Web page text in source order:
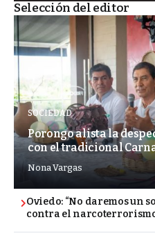
Selección del editor
SOCIEDAD
Porongo alista la
con el tradicional
Nona Vargas
Oviedo: “No daremos un
contra el